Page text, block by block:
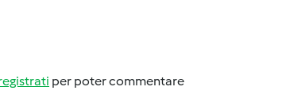
per poter commentare